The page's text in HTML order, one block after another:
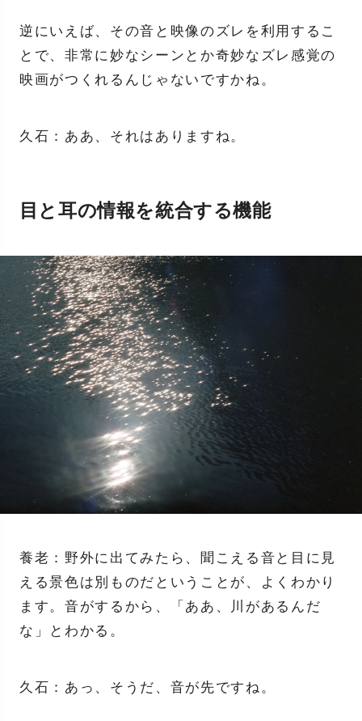
逆にいえば、その音と映像のズレを利用するこ
とで、非常に妙なシーンとか奇妙なズレ感覚の
映画がつくれるんじゃないですかね。
久石：ああ、それはありますね。
目と耳の情報を統合する機能
養老：野外に出てみたら、聞こえる音と目に見
える景色は別ものだということが、よくわかり
ます。音がするから、「ああ、川があるんだ
な」とわかる。
久石：あっ、そうだ、音が先ですね。